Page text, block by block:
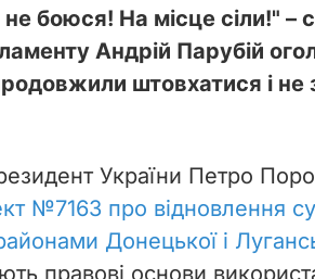
боюся! На місце сіли!" –
Андрій Парубій
штовхатися і не
України Петро
№7163 про відновлення
Донецької і
правові основи